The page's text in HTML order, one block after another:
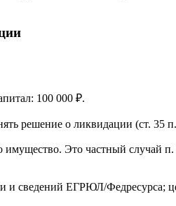
100 000 ₽.
решение о ликвидации (ст. 35
имущество. Это частный случай
и сведений ЕГРЮЛ/Федресурса;